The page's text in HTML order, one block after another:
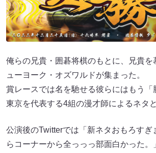
俺らの兄貴・囲碁将棋のもとに、兄貴を
ューヨーク・オズワルドが集まった。
賞レースでは名を馳せる彼らにはもう「
東京を代表する4組の漫才師によるネタ
公演後のTwitterでは「新ネタおもろすぎ
らコーナーから全っっっ部面白かった。